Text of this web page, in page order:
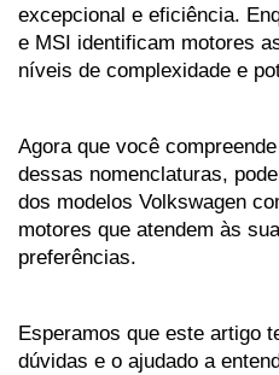
excepcional e eficiência.
e MSI identificam motores
níveis de complexidade e
Agora que você
dessas nomenclaturas,
dos modelos Volkswagen
motores que atendem às
preferências.
Esperamos que este artigo
dúvidas e o ajudado a